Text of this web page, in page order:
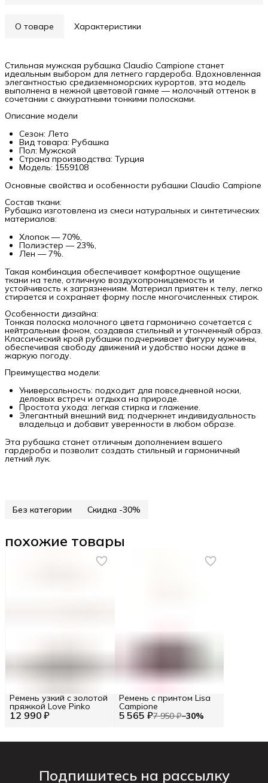
О товаре Характеристики
Стильная мужская рубашка Claudio Campione станет
идеальным выбором для летнего гардероба. Вдохновленная
элегантностью средиземноморских курортов, эта модель
выполнена в нежной цветовой гамме — молочный оттенок в
сочетании с аккуратными тонкими полосками.
Описание модели
Сезон: Лето
Вид товара: Рубашка
Пол: Мужской
Страна производства: Турция
Модель: 1559108
Основные свойства и особенности рубашки Claudio Campione
Состав ткани:
Рубашка изготовлена из смеси натуральных и синтетических
материалов:
Хлопок — 70%,
Полиэстер — 23%,
Лен — 7%.
Такая комбинация обеспечивает комфортное ощущение
ткани на теле, отличную воздухопроницаемость и
устойчивость к загрязнениям. Материал приятен к телу, легко
стирается и сохраняет форму после многочисленных стирок.
Особенности дизайна:
Тонкая полоска молочного цвета гармонично сочетается с
нейтральным фоном, создавая стильный и утонченный образ.
Классический крой рубашки подчеркивает фигуру мужчины,
обеспечивая свободу движений и удобство носки даже в
жаркую погоду.
Преимущества модели:
Универсальность: подходит для повседневной носки,
деловых встреч и отдыха на природе.
Простота ухода: легкая стирка и глажение.
Элегантный внешний вид: подчеркнет индивидуальность
владельца и добавит уверенности в любом образе.
Эта рубашка станет отличным дополнением вашего
гардероба и позволит создать стильный и гармоничный
летний лук.
Без категории Скидка -30%
похожие товары
12 990 ₽
Ремень узкий с золотой
пряжкой Love Pinko
5 565 ₽7 950 ₽−30%
Ремень с принтом Lisa
Campione
Подпишитесь на рассылку